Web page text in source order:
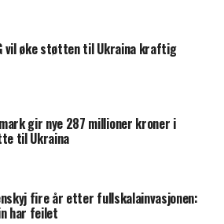
vil øke støtten til Ukraina kraftig
gir nye 287 millioner kroner i
til Ukraina
fire år etter fullskalainvasjonen:
har feilet